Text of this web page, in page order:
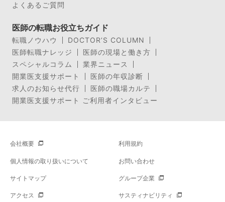
よくあるご質問
医師の転職お役立ちガイド
転職ノウハウ
DOCTOR’S COLUMN
医師転職ナレッジ
医師の現場と働き方
スペシャルコラム
業界ニュース
開業医支援サポート
医師の年収診断
求人のお知らせ代行
医師の職場カルテ
開業医支援サポート ご利用者インタビュー
会社概要 利用規約
個人情報の取り扱いについて お問い合わせ
サイトマップ グループ企業
アクセス サスティナビリティ